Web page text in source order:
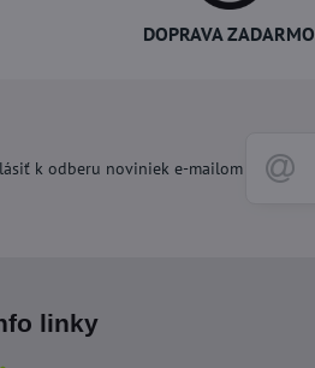
DOPRAVA ZADARMO
k odberu noviniek e-mailom
linky